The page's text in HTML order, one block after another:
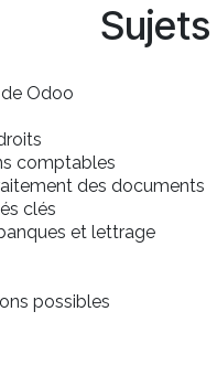
Odoo
comptables
des documents
clés
et lettrage
possibles